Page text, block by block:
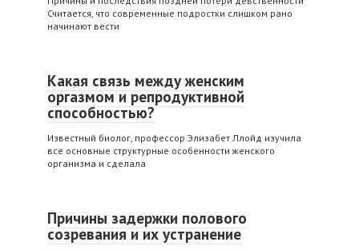
Считается, что современные подростки слишком рано
начинают вести
Какая связь между женским
оргазмом и репродуктивной
способностью?
Известный биолог, профессор Элизабет Ллойд изучила
все основные структурные особенности женского
организма и сделала
Причины задержки полового
созревания и их устранение